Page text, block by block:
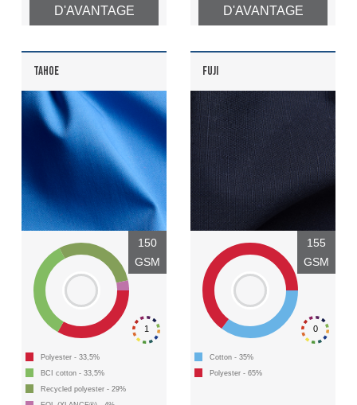
D'AVANTAGE
D'AVANTAGE
TAHOE
1
150
GSM
Polyester - 33,5%
BCI cotton - 33,5%
Recycled polyester - 29%
FUJI
0
155
GSM
Cotton - 35%
Polyester - 65%